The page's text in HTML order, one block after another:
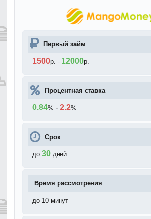
Первый займ
1500р. - 12000р.
Процентная ставка
0.84% - 2.2%
Срок
до 30 дней
Время рассмотрения
до 10 минут